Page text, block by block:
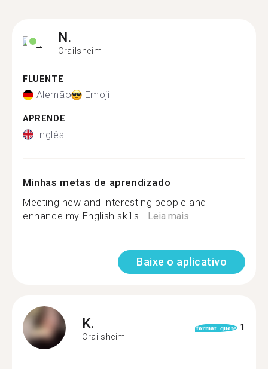
N.
Crailsheim
FLUENTE
Alemão Emoji
APRENDE
Inglês
Minhas metas de aprendizado
Meeting new and interesting people and
enhance my English skills... Leia mais
Baixe o aplicativo
K.
Crailsheim
format_quote 1